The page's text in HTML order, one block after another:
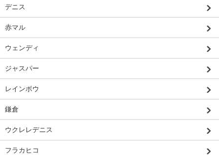
デニス
赤マル
ウェンディ
ジャスパー
レインボウ
鎌倉
ウクレレデニス
フラカヒコ